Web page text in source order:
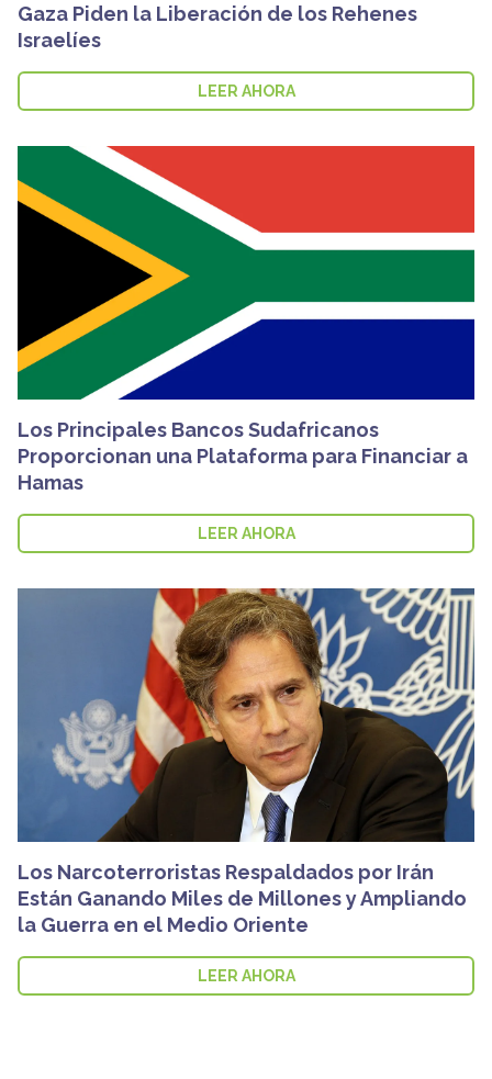
Gaza Piden la Liberación de los Rehenes
Israelíes
LEER AHORA
Los Principales Bancos Sudafricanos
Proporcionan una Plataforma para Financiar a
Hamas
LEER AHORA
Los Narcoterroristas Respaldados por Irán
Están Ganando Miles de Millones y Ampliando
la Guerra en el Medio Oriente
LEER AHORA